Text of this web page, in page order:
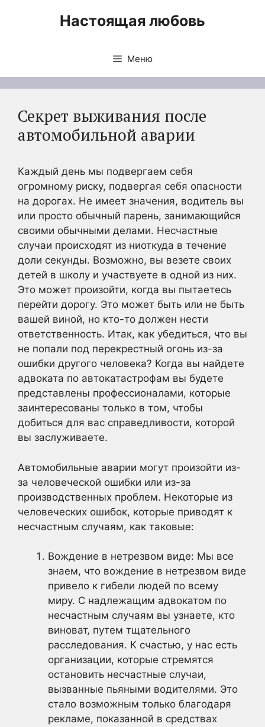
Настоящая любовь
Меню
Секрет выживания после
автомобильной аварии
Каждый день мы подвергаем себя
огромному риску, подвергая себя опасности
на дорогах. Не имеет значения, водитель вы
или просто обычный парень, занимающийся
своими обычными делами. Несчастные
случаи происходят из ниоткуда в течение
доли секунды. Возможно, вы везете своих
детей в школу и участвуете в одной из них.
Это может произойти, когда вы пытаетесь
перейти дорогу. Это может быть или не быть
вашей виной, но кто-то должен нести
ответственность. Итак, как убедиться, что вы
не попали под перекрестный огонь из-за
ошибки другого человека? Когда вы найдете
адвоката по автокатастрофам вы будете
представлены профессионалами, которые
заинтересованы только в том, чтобы
добиться для вас справедливости, которой
вы заслуживаете.
Автомобильные аварии могут произойти из-
за человеческой ошибки или из-за
производственных проблем. Некоторые из
человеческих ошибок, которые приводят к
несчастным случаям, как таковые:
Вождение в нетрезвом виде: Мы все
знаем, что вождение в нетрезвом виде
привело к гибели людей по всему
миру. С надлежащим адвокатом по
несчастным случаям вы узнаете, кто
виноват, путем тщательного
расследования. К счастью, у нас есть
организации, которые стремятся
остановить несчастные случаи,
вызванные пьяными водителями. Это
стало возможным только благодаря
рекламе, показанной в средствах